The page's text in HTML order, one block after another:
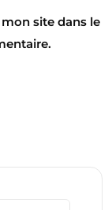
site dans le